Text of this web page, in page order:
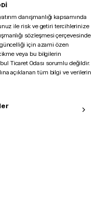
danışmanlığı kapsamında
ile risk ve getiri tercihlerinize
sözleşmesi çerçevesinde
için azami özen
veya bu bilgilerin
Ticaret Odası sorumlu değildir.
açıklanan tüm bilgi ve verilerin